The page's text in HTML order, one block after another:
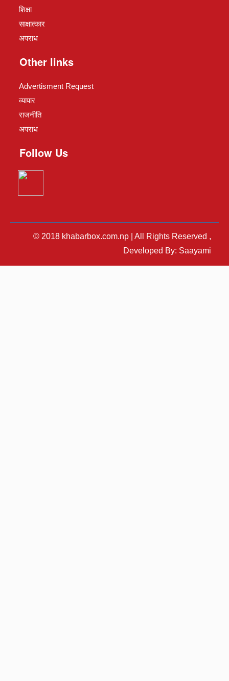
शिक्षा
साक्षात्कार
अपराध
Other links
Advertisment Request
व्यापार
राजनीति
अपराध
Follow Us
© 2018 khabarbox.com.np | All Rights Reserved ,
Developed By: Saayami